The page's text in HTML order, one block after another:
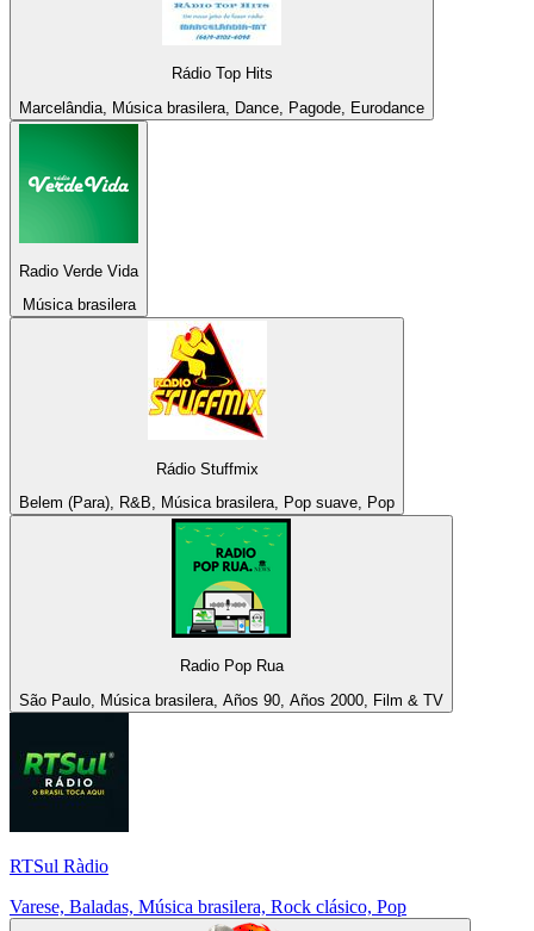
Rádio Top Hits
Marcelândia, Música brasilera, Dance, Pagode, Eurodance
Radio Verde Vida
Música brasilera
Rádio Stuffmix
Belem (Para), R&B, Música brasilera, Pop suave, Pop
Radio Pop Rua
São Paulo, Música brasilera, Años 90, Años 2000, Film & TV
RTSul Ràdio
Varese, Baladas, Música brasilera, Rock clásico, Pop